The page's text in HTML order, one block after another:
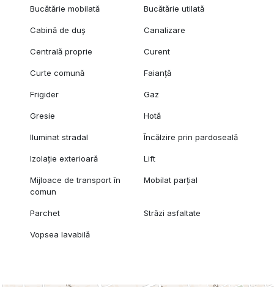
Bucătărie mobilată Bucătărie utilată
Cabină de duș Canalizare
Centrală proprie Curent
Curte comună Faianță
Frigider Gaz
Gresie Hotă
Iluminat stradal Încălzire prin pardoseală
Izolație exterioară Lift
Mijloace de transport în
comun
Mobilat parțial
Parchet Străzi asfaltate
Vopsea lavabilă